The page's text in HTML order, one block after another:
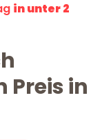
in unter 2
Preis in